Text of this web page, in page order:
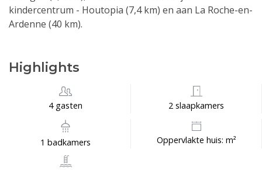
kindercentrum - Houtopia (7,4 km) en aan La Roche-en-
Ardenne (40 km).
Highlights
4 gasten 2 slaapkamers
1 badkamers Oppervlakte huis: m²